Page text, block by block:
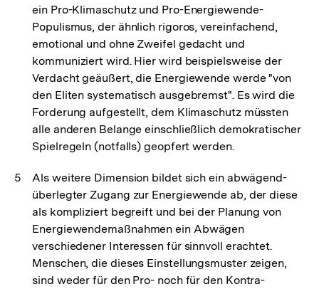
ein Pro-Klimaschutz und Pro-Energiewende-
Populismus, der ähnlich rigoros, vereinfachend,
emotional und ohne Zweifel gedacht und
kommuniziert wird. Hier wird beispielsweise der
Verdacht geäußert, die Energiewende werde "von
den Eliten systematisch ausgebremst". Es wird die
Forderung aufgestellt, dem Klimaschutz müssten
alle anderen Belange einschließlich demokratischer
Spielregeln (notfalls) geopfert werden.
Als weitere Dimension bildet sich ein abwägend-
überlegter Zugang zur Energiewende ab, der diese
als kompliziert begreift und bei der Planung von
Energiewendemaßnahmen ein Abwägen
verschiedener Interessen für sinnvoll erachtet.
Menschen, die dieses Einstellungsmuster zeigen,
sind weder für den Pro- noch für den Kontra-